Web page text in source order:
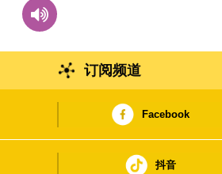
订阅频道
Facebook
抖音